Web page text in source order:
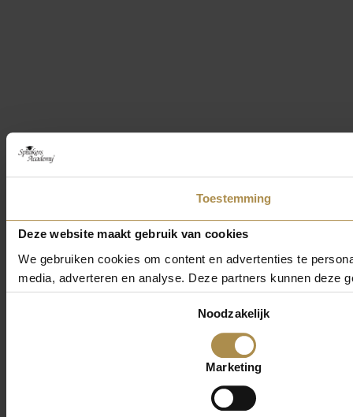
Toestemming
Deze website maakt gebruik van cookies
We gebruiken cookies om content en advertenties te
media, adverteren en analyse. Deze partners kunnen deze
Noodzakelijk
Marketing